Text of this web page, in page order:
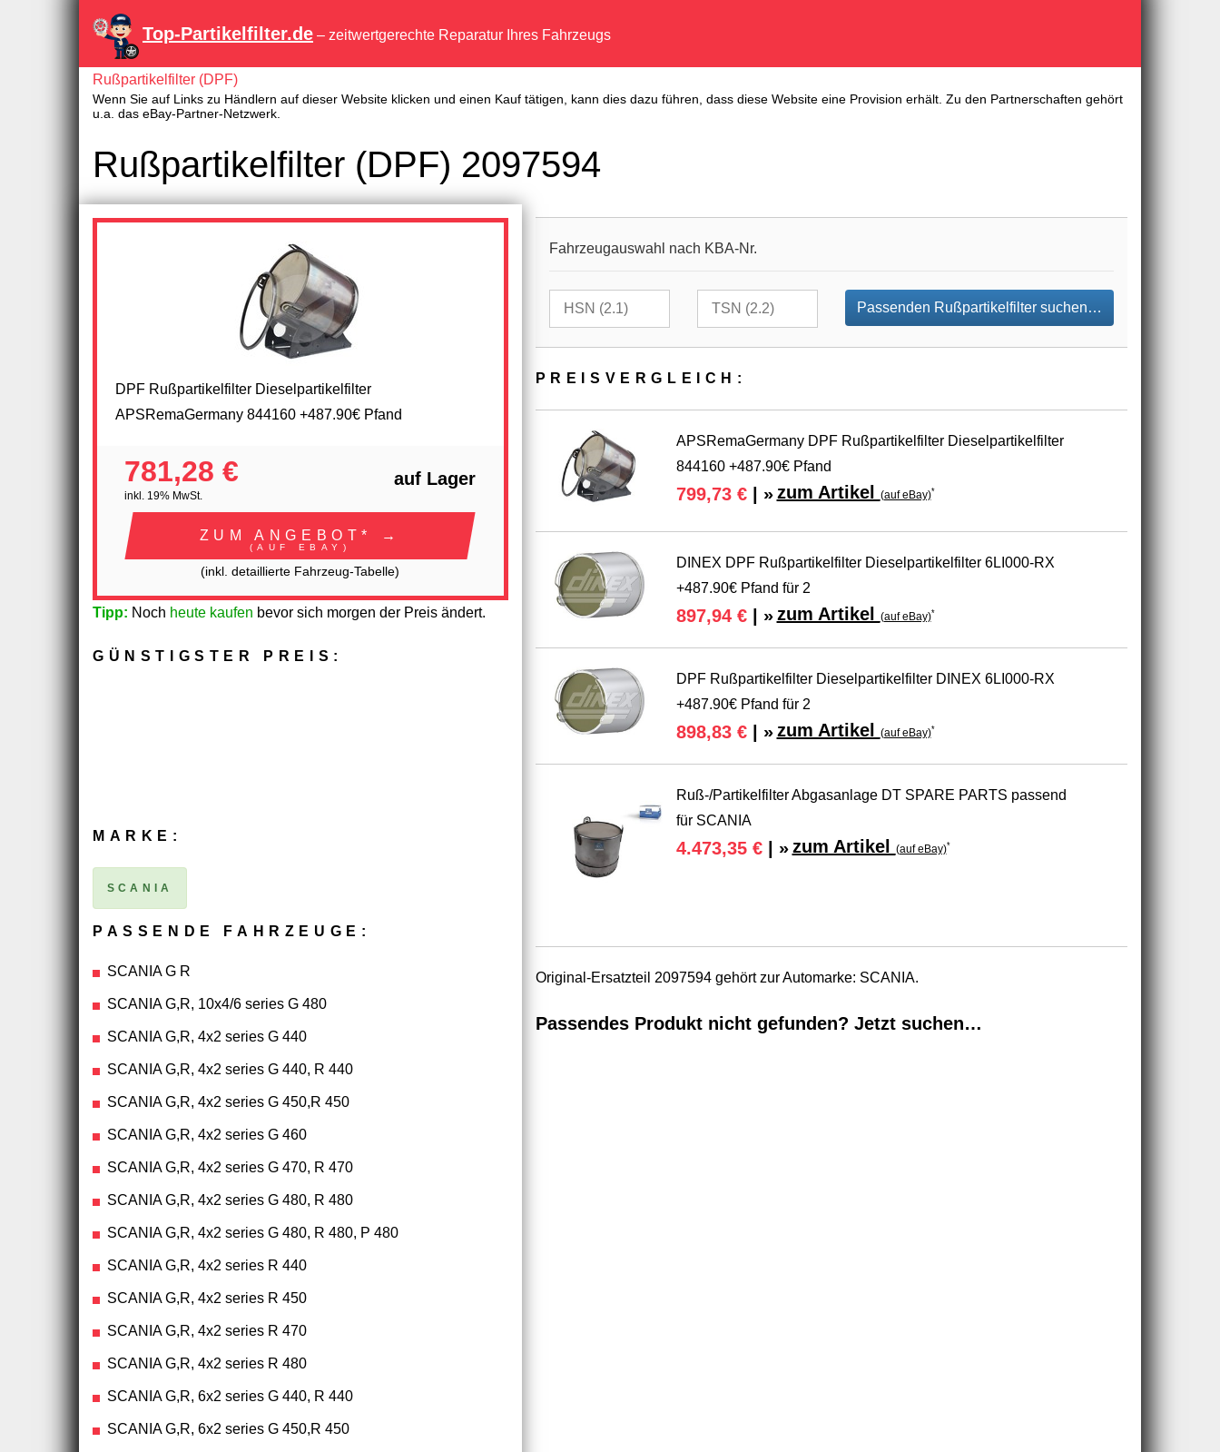
Top-Partikelfilter.de – zeitwertgerechte Reparatur Ihres Fahrzeugs
Rußpartikelfilter (DPF)
Wenn Sie auf Links zu Händlern auf dieser Website klicken und einen Kauf tätigen, kann dies dazu führen, dass diese Website eine Provision erhält. Zu den Partnerschaften gehört
u.a. das eBay-Partner-Netzwerk.
Rußpartikelfilter (DPF) 2097594
DPF Rußpartikelfilter Dieselpartikelfilter
APSRemaGermany 844160 +487.90€ Pfand
781,28 €
inkl. 19% MwSt.
auf Lager
ZUM ANGEBOT* →
(AUF EBAY)
(inkl. detaillierte Fahrzeug-Tabelle)
Tipp: Noch heute kaufen bevor sich morgen der Preis ändert.
GÜNSTIGSTER PREIS:
MARKE:
SCANIA
PASSENDE FAHRZEUGE:
SCANIA G R
SCANIA G,R, 10x4/6 series G 480
SCANIA G,R, 4x2 series G 440
SCANIA G,R, 4x2 series G 440, R 440
SCANIA G,R, 4x2 series G 450,R 450
SCANIA G,R, 4x2 series G 460
SCANIA G,R, 4x2 series G 470, R 470
SCANIA G,R, 4x2 series G 480, R 480
SCANIA G,R, 4x2 series G 480, R 480, P 480
SCANIA G,R, 4x2 series R 440
SCANIA G,R, 4x2 series R 450
SCANIA G,R, 4x2 series R 470
SCANIA G,R, 4x2 series R 480
SCANIA G,R, 6x2 series G 440, R 440
SCANIA G,R, 6x2 series G 450,R 450
Fahrzeugauswahl nach KBA-Nr.
Passenden Rußpartikelfilter suchen…
PREIS­VER­GLEICH:
APSRemaGermany DPF Rußpartikelfilter Dieselpartikelfilter
844160 +487.90€ Pfand
799,73 €| » zum Artikel (auf eBay)*
DINEX DPF Rußpartikelfilter Dieselpartikelfilter 6LI000-RX
+487.90€ Pfand für 2
897,94 €| » zum Artikel (auf eBay)*
DPF Rußpartikelfilter Dieselpartikelfilter DINEX 6LI000-RX
+487.90€ Pfand für 2
898,83 €| » zum Artikel (auf eBay)*
Ruß-/Partikelfilter Abgasanlage DT SPARE PARTS passend
für SCANIA
4.473,35 €| » zum Artikel (auf eBay)*
Original-Ersatzteil 2097594 gehört zur Automarke: SCANIA.
Passendes Produkt nicht gefunden? Jetzt suchen…